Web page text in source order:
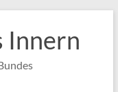
Innern